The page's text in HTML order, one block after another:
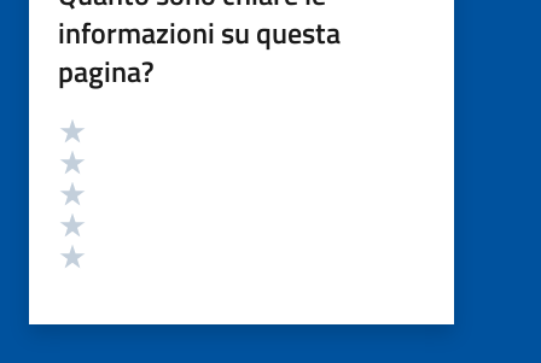
informazioni su questa
pagina?
Valutazione